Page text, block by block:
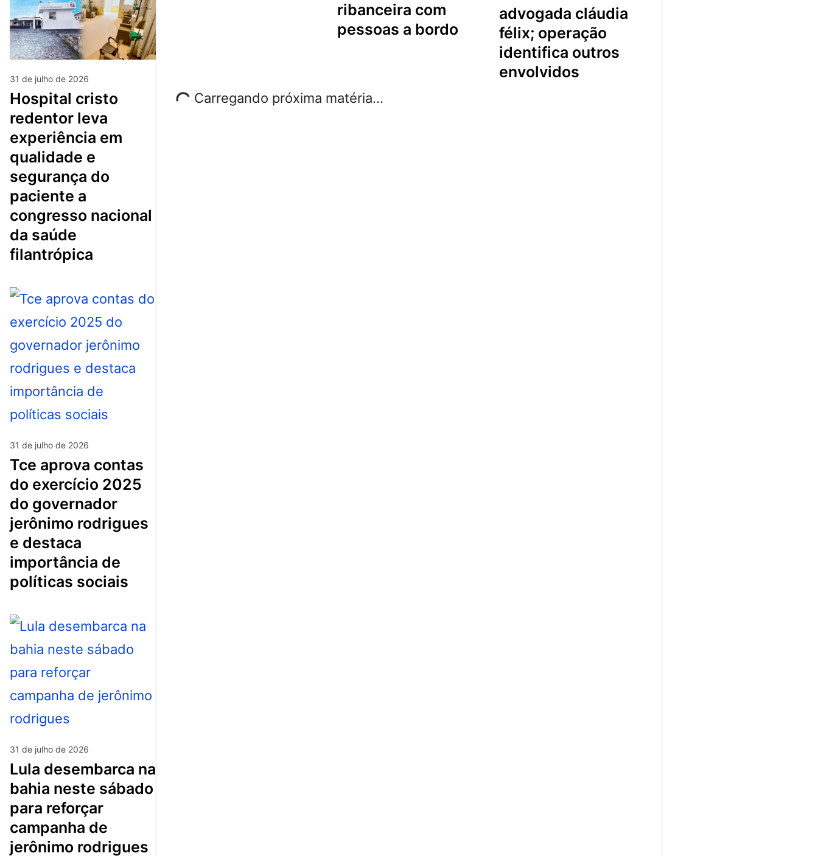
31 de julho de 2026
hospital cristo
redentor leva
experiência em
qualidade e
segurança do
paciente a
congresso nacional
da saúde
filantrópica
31 de julho de 2026
tce aprova contas
do exercício 2025
do governador
jerônimo rodrigues
e destaca
importância de
políticas sociais
31 de julho de 2026
lula desembarca na
bahia neste sábado
para reforçar
campanha de
jerônimo rodrigues
ribanceira com
pessoas a bordo
advogada cláudia
félix; operação
identifica outros
envolvidos
Carregando próxima matéria...